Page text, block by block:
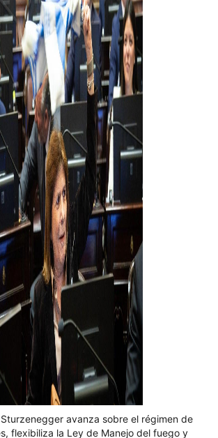
avanza sobre el régimen de
flexibiliza la Ley de Manejo del fuego y